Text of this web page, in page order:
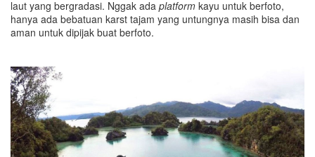
laut yang bergradasi. Nggak ada platform kayu untuk berfoto,
hanya ada bebatuan karst tajam yang untungnya masih bisa dan
aman untuk dipijak buat berfoto.